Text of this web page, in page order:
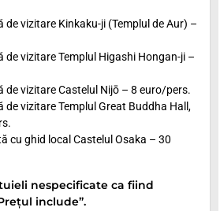
de vizitare Kinkaku-ji (Templul de Aur) –
de vizitare Templul Higashi Hongan-ji –
de vizitare Castelul Nijō – 8 euro/pers.
de vizitare Templul Great Buddha Hall,
cu ghid local Castelul Osaka – 30
nespecificate ca fiind
include”.